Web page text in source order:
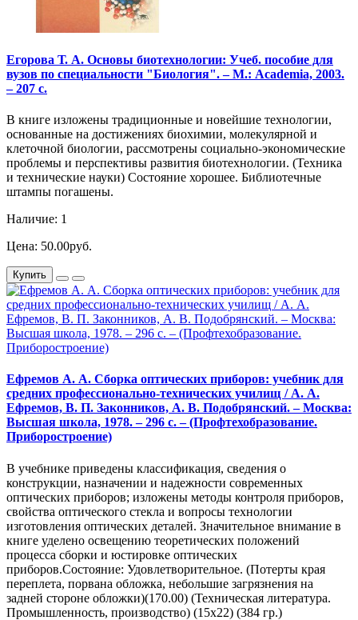
Егорова Т. А. Основы биотехнологии: Учеб. пособие для
вузов по специальности "Биология". – М.: Academia, 2003.
– 207 с.
В книге изложены традиционные и новейшие технологии,
основанные на достижениях биохимии, молекулярной и
клеточной биологии, рассмотрены социально-экономические
проблемы и перспективы развития биотехнологии. (Техника
и технические науки) Состояние хорошее. Библиотечные
штампы погашены.
Наличие: 1
Цена: 50.00руб.
Купить
Ефремов А. А. Сборка оптических приборов: учебник для
средних профессионально-технических училищ / А. А.
Ефремов, В. П. Законников, А. В. Подобрянский. – Москва:
Высшая школа, 1978. – 296 с. – (Профтехобразование.
Приборостроение)
В учебнике приведены классификация, сведения о
конструкции, назначении и надежности современных
оптических приборов; изложены методы контроля приборов,
свойства оптического стекла и вопросы технологии
изготовления оптических деталей. Значительное внимание в
книге уделено освещению теоретических положений
процесса сборки и юстировке оптических
приборов.Состояние: Удовлетворительное. (Потерты края
переплета, порвана обложка, небольшие загрязнения на
задней стороне обложки)(170.00) (Техническая литература.
Промышленность, производство) (15х22) (384 гр.)